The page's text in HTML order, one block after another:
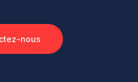
nous